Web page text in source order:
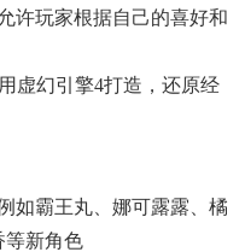
许玩家根据自己的喜好和
虚幻引擎4打造，还原经
如霸王丸、娜可露露、橘
等新角色